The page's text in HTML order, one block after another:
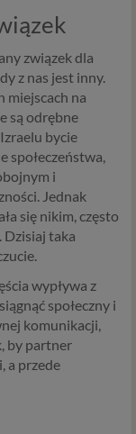
związek dla
z nas jest inny.
miejscach na
są odrębne
bycie
społeczeństwa,
i
Jednak
się nikim, często
Dzisiaj taka
wypływa z
społeczny i
komunikacji,
by partner
a przede